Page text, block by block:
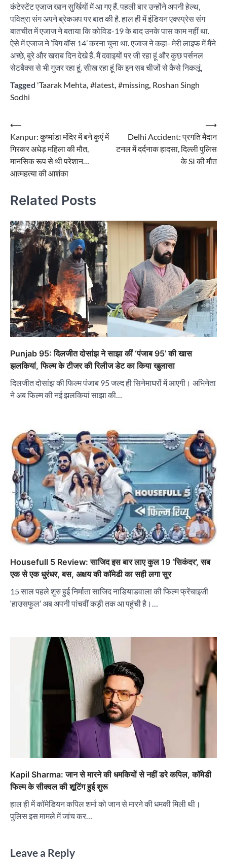
कंटेस्टेंट एजाज खान सुर्खियों में आ गए हैं. पहली बार उन्होंने अपनी हेल्थ,
पवित्रा संग अपने ब्रेकअप पर बात की है. हाल ही में इंडियन एक्स्प्रेस संग
बातचीत में एजाज ने बताया कि कोविड-19 के बाद उनके पास काम नहीं था.
ऐसे में एजाज ने ‘बिग बॉस 14’ करना चुना था. एजाज ने कहा- मेरी लाइफ में मैंने
अच्छे, बुरे और खराब दिन देखे हैं. मैं दवाइयों पर जी रहा हूं और कुछ पर्सनल
सेटबैक्स से भी गुजर रहा हूं. सीख रहा हूं कि इन सब चीजों से कैसे निकलूं.
Tagged 'Taarak Mehta, #latest, #missing, Roshan Singh
Sodhi
Post
navigation
⟵
Kanpur: कुष्मांडा मंदिर में बने कुएं में
गिरकर अधेड़ महिला की मौत,
मानसिक रूप से थी परेशान…
आत्महत्या की आशंका
Delhi Accident: प्रगति मैदान
टनल में दर्दनाक हादसा, दिल्ली पुलिस
के SI की मौत
⟶
Related Posts
Punjab 95: दिलजीत दोसांझ ने साझा कीं ‘पंजाब 95’ की खास
झलकियां, फिल्म के टीजर की रिलीज डेट का किया खुलासा
दिलजीत दोसांझ की फिल्म पंजाब 95 जल्द ही सिनेमाघरों में आएगी। अभिनेता
ने अब फिल्म की नई झलकियां साझा की…
Housefull 5 Review: साजिद इस बार लाए कुल 19 ‘सिकंदर’, सब
एक से एक धुरंधर, बस, अक्षय की कॉमेडी का सही लगा सुर
15 साल पहले शुरु हुई निर्माता साजिद नाडियाडवाला की फिल्म फ्रेंचाइजी
‘हाउसफुल’ अब अपनी पांचवीं कड़ी तक आ पहुंची है।…
Kapil Sharma: जान से मारने की धमकियों से नहीं डरे कपिल, कॉमेडी
फिल्म के सीक्वल की शूटिंग हुई शुरू
हाल ही में कॉमेडियन कपिल शर्मा को जान से मारने की धमकी मिली थी।
पुलिस इस मामले में जांच कर…
Leave a Reply